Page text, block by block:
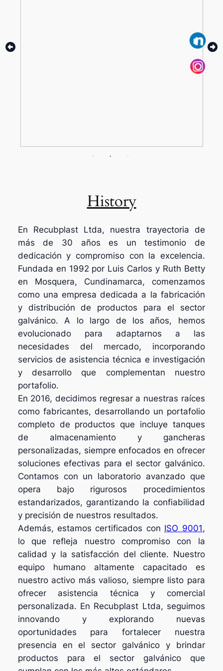
History
En Recubplast Ltda, nuestra trayectoria de
más de 30 años es un testimonio de
dedicación y compromiso con la excelencia.
Fundada en 1992 por Luis Carlos y Ruth Betty
en Mosquera, Cundinamarca, comenzamos
como una empresa dedicada a la fabricación
y distribución de productos para el sector
galvánico. A lo largo de los años, hemos
evolucionado para adaptarnos a las
necesidades del mercado, incorporando
servicios de asistencia técnica e investigación
y desarrollo que complementan nuestro
portafolio.
En 2016, decidimos regresar a nuestras raíces
como fabricantes, desarrollando un portafolio
completo de productos que incluye tanques
de almacenamiento y gancheras
personalizadas, siempre enfocados en ofrecer
soluciones efectivas para el sector galvánico.
Contamos con un laboratorio avanzado que
opera bajo rigurosos procedimientos
estandarizados, garantizando la confiabilidad
y precisión de nuestros resultados.
Además, estamos certificados con ISO 9001,
lo que refleja nuestro compromiso con la
calidad y la satisfacción del cliente. Nuestro
equipo humano altamente capacitado es
nuestro activo más valioso, siempre listo para
ofrecer asistencia técnica y comercial
personalizada. En Recubplast Ltda, seguimos
innovando y explorando nuevas
oportunidades para fortalecer nuestra
presencia en el sector galvánico y brindar
productos para el sector galvánico que